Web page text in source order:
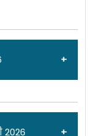
26
2026